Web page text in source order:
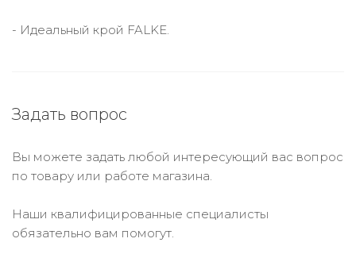
- Идеальный крой FALKE.
Задать вопрос
Вы можете задать любой интересующий вас вопрос
по товару или работе магазина.
Наши квалифицированные специалисты
обязательно вам помогут.